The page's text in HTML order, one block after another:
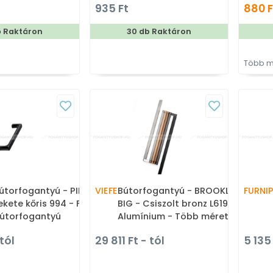
- Egy méretben
fém
Raktáron
Porcelán - Porcelánnal
kombinált antikolt fém
935 Ft
30 db Raktáron
880
Több
- PINTA -
kőris 994 - Fa - Fa
VIEFEBútorfogantyú - BROOKLYN
BIG - Csiszolt bronz L619 -
Alumínium - Több méretben
bútorfogantyú
29 811 Ft - tól 5